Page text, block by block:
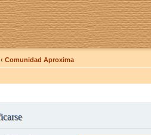
‹ Comunidad Aproxima